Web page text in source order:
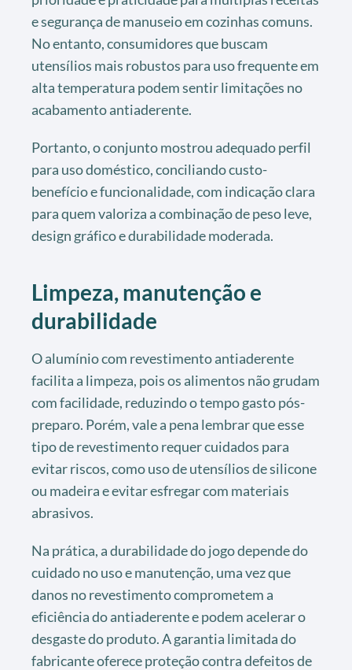
e segurança de manuseio em cozinhas comuns.
No entanto, consumidores que buscam
utensílios mais robustos para uso frequente em
alta temperatura podem sentir limitações no
acabamento antiaderente.
Portanto, o conjunto mostrou adequado perfil
para uso doméstico, conciliando custo-
benefício e funcionalidade, com indicação clara
para quem valoriza a combinação de peso leve,
design gráfico e durabilidade moderada.
Limpeza, manutenção e
durabilidade
O alumínio com revestimento antiaderente
facilita a limpeza, pois os alimentos não grudam
com facilidade, reduzindo o tempo gasto pós-
preparo. Porém, vale a pena lembrar que esse
tipo de revestimento requer cuidados para
evitar riscos, como uso de utensílios de silicone
ou madeira e evitar esfregar com materiais
abrasivos.
Na prática, a durabilidade do jogo depende do
cuidado no uso e manutenção, uma vez que
danos no revestimento comprometem a
eficiência do antiaderente e podem acelerar o
desgaste do produto. A garantia limitada do
fabricante oferece proteção contra defeitos de